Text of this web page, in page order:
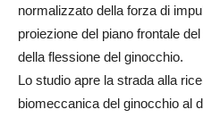
normalizzato della forza di
proiezione del piano frontale
della flessione del ginocchio.
Lo studio apre la strada alla
biomeccanica del ginocchio al